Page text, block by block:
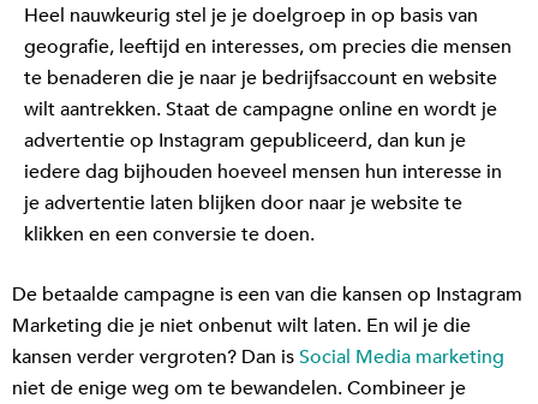
Heel nauwkeurig stel je je doelgroep in op basis van
geografie, leeftijd en interesses, om precies die mensen
te benaderen die je naar je bedrijfsaccount en website
wilt aantrekken. Staat de campagne online en wordt je
advertentie op Instagram gepubliceerd, dan kun je
iedere dag bijhouden hoeveel mensen hun interesse in
je advertentie laten blijken door naar je website te
klikken en een conversie te doen.
De betaalde campagne is een van die kansen op Instagram
Marketing die je niet onbenut wilt laten. En wil je die
kansen verder vergroten? Dan isSocial Media marketing
niet de enige weg om te bewandelen. Combineer je